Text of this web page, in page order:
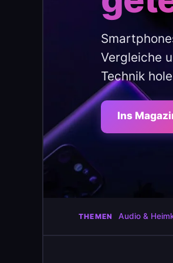
Vergleiche
Technik
Ins
THEMEN Audio &